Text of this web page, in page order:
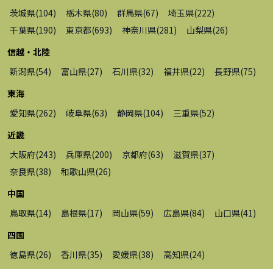
茨城県(104) 栃木県(80) 群馬県(67) 埼玉県(222)
千葉県(190) 東京都(693) 神奈川県(281 ) 山梨県(26)
信越・北陸
新潟県(54) 富山県(27) 石川県(32) 福井県(22) 長野県(75)
東海
愛知県(262) 岐阜県(63) 静岡県(104) 三重県(52)
近畿
大阪府(243) 兵庫県(200) 京都府(63) 滋賀県(37)
奈良県(38) 和歌山県(26)
中国
鳥取県(14) 島根県(17) 岡山県(59) 広島県(84) 山口県(41 )
四国
徳島県(26) 香川県(35) 愛媛県(38) 高知県(24)